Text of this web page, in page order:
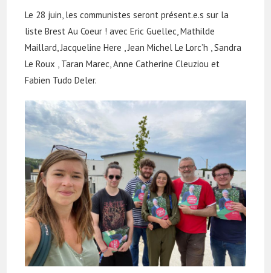
Le 28 juin, les communistes seront présent.e.s sur la
liste Brest Au Coeur ! avec Eric Guellec, Mathilde
Maillard, Jacqueline Here , Jean Michel Le Lorc’h , Sandra
Le Roux , Taran Marec, Anne Catherine Cleuziou et
Fabien Tudo Deler.